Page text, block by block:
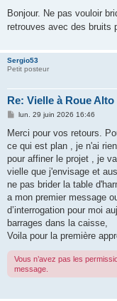
s
a
Bonjour. Ne pas vouloir
retrouves avec des bruits
Sergio53
Petit posteur
Re: Vielle à Roue Alto
M
s
a
g
lun. 29 juin 2026 16:46
Merci pour vos retours.
ce qui est plan , je n'ai
pour affiner le projet , je
vielle que j'envisage et
ne pas brider la table
a mon premier message
d’interrogation pour moi
barrages dans la caisse,
Voila pour la première
Vous n’avez pas les
message.